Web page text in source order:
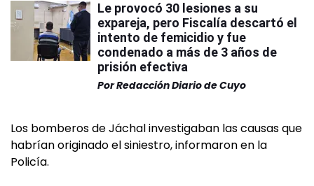
Le provocó 30 lesiones a su
expareja, pero Fiscalía descartó el
intento de femicidio y fue
condenado a más de 3 años de
prisión efectiva
PorRedacción Diario de Cuyo
Los bomberos de Jáchal investigaban las causas que
habrían originado el siniestro, informaron en la
Policía.